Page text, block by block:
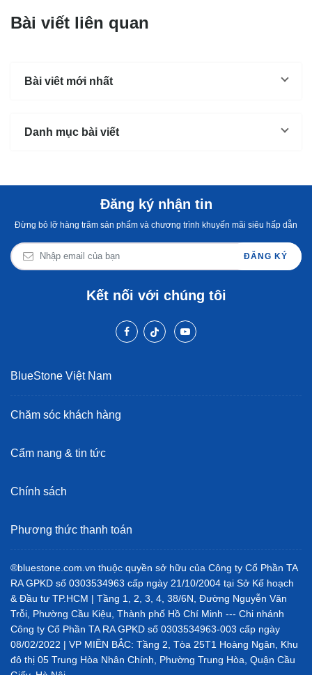
Bài viết liên quan
Bài viêt mới nhất
Danh mục bài viết
Đăng ký nhận tin
Đừng bỏ lỡ hàng trăm sản phẩm và chương trình khuyến mãi siêu hấp dẫn
ĐĂNG KÝ
Kết nối với chúng tôi
BlueStone Việt Nam
Chăm sóc khách hàng
Cẩm nang & tin tức
Chính sách
Phương thức thanh toán
®bluestone.com.vn thuộc quyền sở hữu của Công ty Cổ Phần TA
RA GPKD số 0303534963 cấp ngày 21/10/2004 tại Sở Kế hoạch
& Đầu tư TP.HCM | Tầng 1, 2, 3, 4, 38/6N, Đường Nguyễn Văn
Trỗi, Phường Cầu Kiệu, Thành phố Hồ Chí Minh --- Chi nhánh
Công ty Cổ Phần TA RA GPKD số 0303534963-003 cấp ngày
08/02/2022 | VP MIỀN BẮC: Tầng 2, Tòa 25T1 Hoàng Ngân, Khu
đô thị 05 Trung Hòa Nhân Chính, Phường Trung Hòa, Quận Cầu